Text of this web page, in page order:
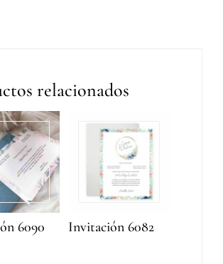
relacionados
6090 Invitación 6082